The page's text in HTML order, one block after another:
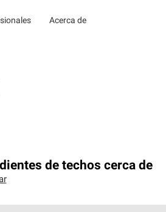
Acerca de
de techos cerca de